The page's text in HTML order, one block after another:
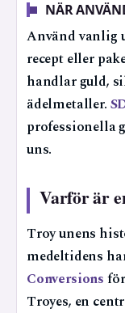
NÄR
Använd vanlig
recept eller
handlar guld,
ädelmetaller.
professionella
uns.
Varför är
Troy unens
medeltidens
Conversions
Troyes, en